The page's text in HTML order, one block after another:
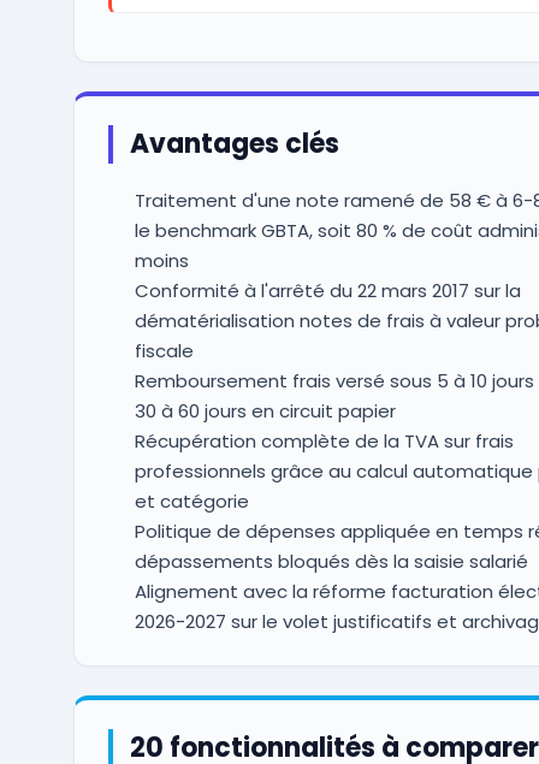
Avantages clés
Traitement d'une note ramené de 58 € à 6-
le benchmark GBTA, soit 80 % de coût
moins
Conformité à l'arrêté du 22 mars 2017 sur la
dématérialisation notes de frais à valeur
fiscale
Remboursement frais versé sous 5 à 10
30 à 60 jours en circuit papier
Récupération complète de la TVA sur frais
professionnels grâce au calcul automatique
et catégorie
Politique de dépenses appliquée en temps
dépassements bloqués dès la saisie salarié
Alignement avec la réforme facturation
2026-2027 sur le volet justificatifs et
20 fonctionnalités à comparer